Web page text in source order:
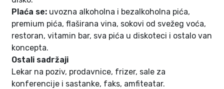
Plaća se: uvozna alkoholna i bezalkoholna pića,
premium pića, flaširana vina, sokovi od svežeg voća,
restoran, vitamin bar, sva pića u diskoteci i ostalo van
koncepta.
Ostali sadržaji
Lekar na poziv, prodavnice, frizer, sale za
konferencije i sastanke, faks, amfiteatar.